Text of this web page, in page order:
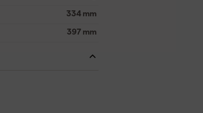
334 mm
397 mm